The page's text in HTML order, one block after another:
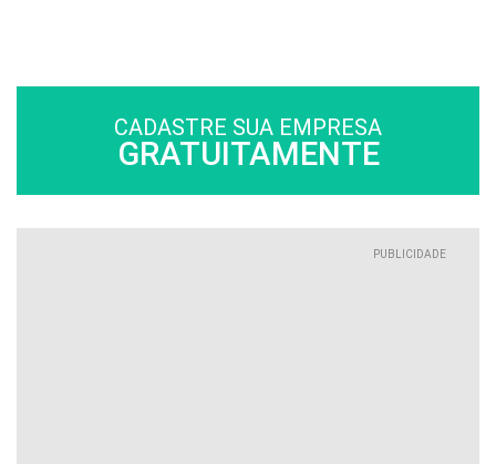
CADASTRE SUA EMPRESA
GRATUITAMENTE
PUBLICIDADE